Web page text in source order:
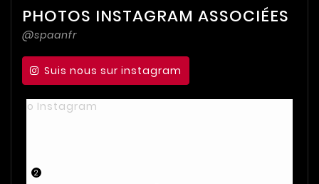
PHOTOS INSTAGRAM ASSOCIÉES
@spaanfr
Suis nous sur instagram
2